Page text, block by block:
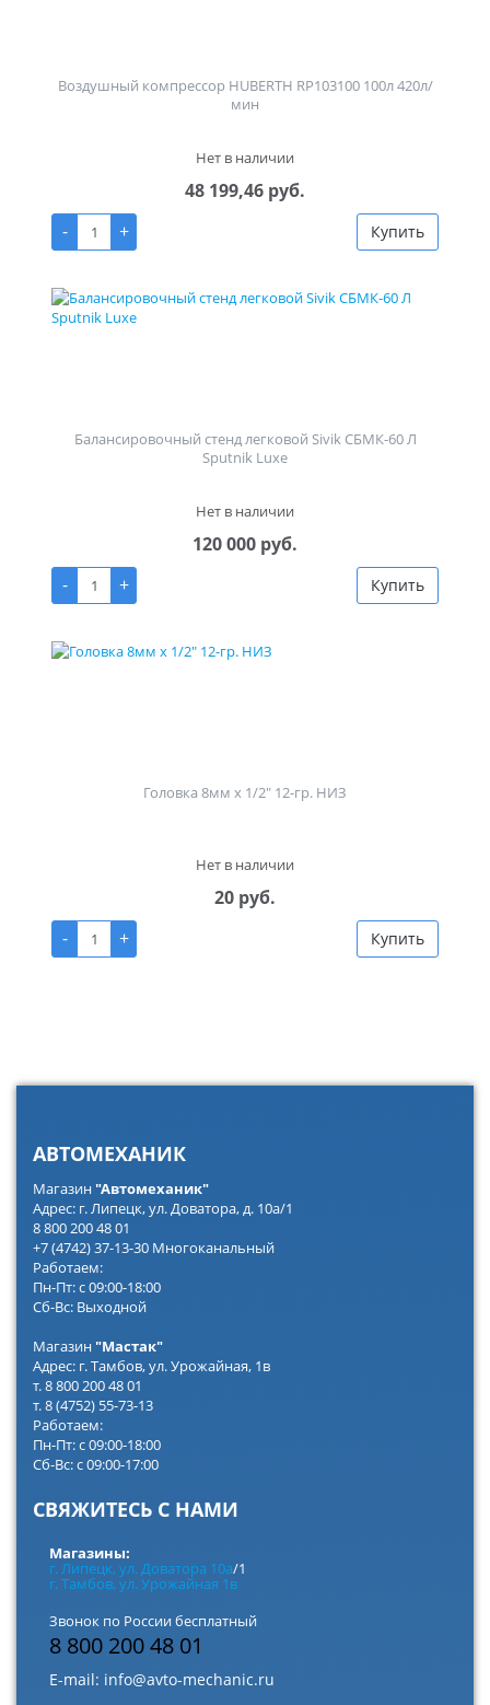
Воздушный компрессор HUBERTH RP103100 100л 420л/
мин
Нет в наличии
48 199,46 руб.
-
+ Купить
Балансировочный стенд легковой Sivik СБМК-60 Л
Sputnik Luxe
Нет в наличии
120 000 руб.
-
+ Купить
Головка 8мм х 1/2" 12-гр. НИЗ
Нет в наличии
20 руб.
-
+ Купить
АВТОМЕХАНИК
Магазин"Автомеханик"
Адрес: г. Липецк, ул. Доватора, д. 10а/1
8 800 200 48 01
+7 (4742) 37-13-30 Многоканальный
Работаем:
Пн-Пт: с 09:00-18:00
Сб-Вс: Выходной
Магазин"Мастак"
Адрес: г. Тамбов, ул. Урожайная, 1в
т. 8 800 200 48 01
т. 8 (4752) 55-73-13
Работаем:
Пн-Пт: с 09:00-18:00
Сб-Вс: с 09:00-17:00
СВЯЖИТЕСЬ С НАМИ
Магазины:
г. Липецк, ул. Доватора 10а/1
г. Тамбов, ул. Урожайная 1в
Звонок по России бесплатный
8 800 200 48 01
E-mail: info@avto-mechanic.ru